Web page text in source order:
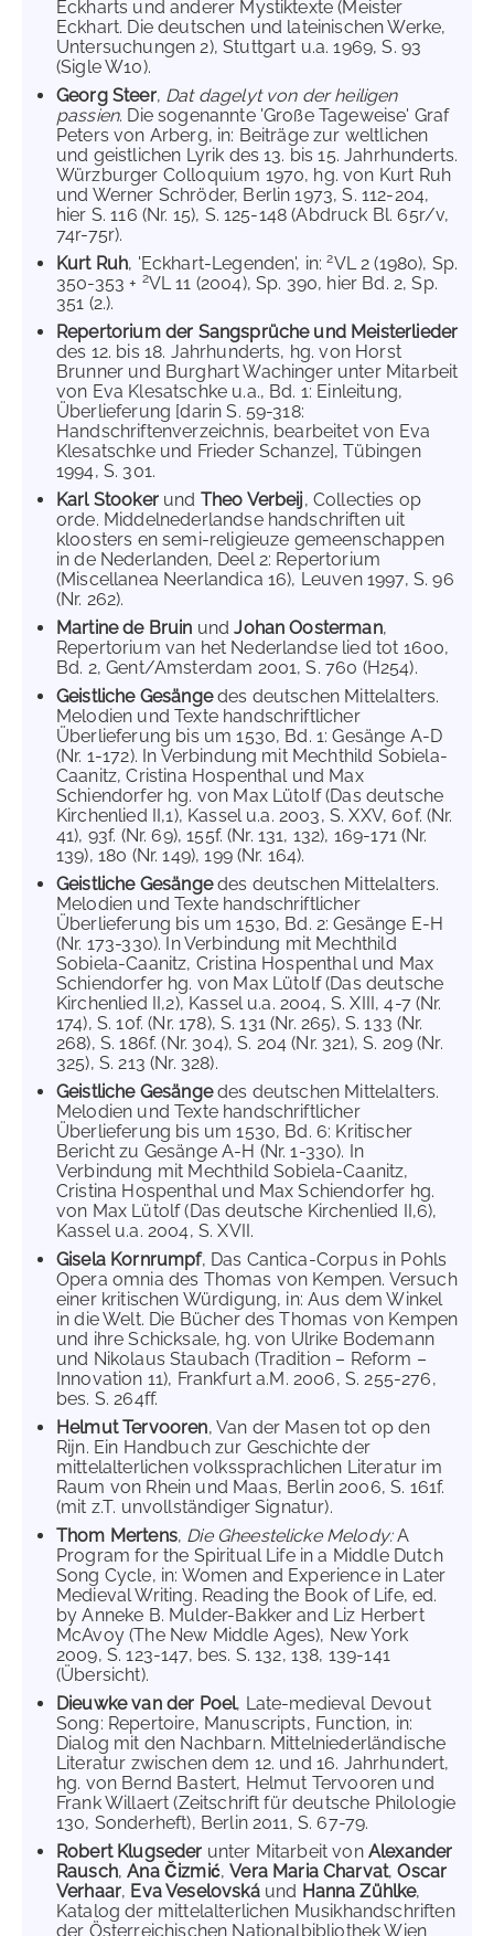
Eckharts und anderer Mystiktexte (Meister
Eckhart. Die deutschen und lateinischen Werke,
Untersuchungen 2), Stuttgart u.a. 1969, S. 93
(Sigle W10).
Georg Steer, Dat dagelyt von der heiligen
passien. Die sogenannte 'Große Tageweise' Graf
Peters von Arberg, in: Beiträge zur weltlichen
und geistlichen Lyrik des 13. bis 15. Jahrhunderts.
Würzburger Colloquium 1970, hg. von Kurt Ruh
und Werner Schröder, Berlin 1973, S. 112-204,
hier S. 116 (Nr. 15), S. 125-148 (Abdruck Bl. 65r/v,
74r-75r).
Kurt Ruh, 'Eckhart-Legenden', in:2VL 2 (1980), Sp.
350-353 + 2VL 11 (2004), Sp. 390, hier Bd. 2, Sp.
351 (2.).
Repertorium der Sangsprüche und Meisterlieder
des 12. bis 18. Jahrhunderts, hg. von Horst
Brunner und Burghart Wachinger unter Mitarbeit
von Eva Klesatschke u.a., Bd. 1: Einleitung,
Überlieferung [darin S. 59-318:
Handschriftenverzeichnis, bearbeitet von Eva
Klesatschke und Frieder Schanze], Tübingen
1994, S. 301.
Karl Stookerund Theo Verbeij, Collecties op
orde. Middelnederlandse handschriften uit
kloosters en semi-religieuze gemeenschappen
in de Nederlanden, Deel 2: Repertorium
(Miscellanea Neerlandica 16), Leuven 1997, S. 96
(Nr. 262).
Martine de Bruin undJohan Oosterman,
Repertorium van het Nederlandse lied tot 1600,
Bd. 2, Gent/Amsterdam 2001, S. 760 (H254).
Geistliche Gesängedes deutschen Mittelalters.
Melodien und Texte handschriftlicher
Überlieferung bis um 1530, Bd. 1: Gesänge A-D
(Nr. 1-172). In Verbindung mit Mechthild Sobiela-
Caanitz, Cristina Hospenthal und Max
Schiendorfer hg. von Max Lütolf (Das deutsche
Kirchenlied II,1), Kassel u.a. 2003, S. XXV, 60f. (Nr.
41), 93f. (Nr. 69), 155f. (Nr. 131, 132), 169-171 (Nr.
139), 180 (Nr. 149), 199 (Nr. 164).
Geistliche Gesängedes deutschen Mittelalters.
Melodien und Texte handschriftlicher
Überlieferung bis um 1530, Bd. 2: Gesänge E-H
(Nr. 173-330). In Verbindung mit Mechthild
Sobiela-Caanitz, Cristina Hospenthal und Max
Schiendorfer hg. von Max Lütolf (Das deutsche
Kirchenlied II,2), Kassel u.a. 2004, S. XIII, 4-7 (Nr.
174), S. 10f. (Nr. 178), S. 131 (Nr. 265), S. 133 (Nr.
268), S. 186f. (Nr. 304), S. 204 (Nr. 321), S. 209 (Nr.
325), S. 213 (Nr. 328).
Geistliche Gesängedes deutschen Mittelalters.
Melodien und Texte handschriftlicher
Überlieferung bis um 1530, Bd. 6: Kritischer
Bericht zu Gesänge A-H (Nr. 1-330). In
Verbindung mit Mechthild Sobiela-Caanitz,
Cristina Hospenthal und Max Schiendorfer hg.
von Max Lütolf (Das deutsche Kirchenlied II,6),
Kassel u.a. 2004, S. XVII.
Gisela Kornrumpf, Das Cantica-Corpus in Pohls
Opera omnia des Thomas von Kempen. Versuch
einer kritischen Würdigung, in: Aus dem Winkel
in die Welt. Die Bücher des Thomas von Kempen
und ihre Schicksale, hg. von Ulrike Bodemann
und Nikolaus Staubach (Tradition – Reform –
Innovation 11), Frankfurt a.M. 2006, S. 255-276,
bes. S. 264ff.
Helmut Tervooren, Van der Masen tot op den
Rijn. Ein Handbuch zur Geschichte der
mittelalterlichen volkssprachlichen Literatur im
Raum von Rhein und Maas, Berlin 2006, S. 161f.
(mit z.T. unvollständiger Signatur).
Thom Mertens, Die Gheestelicke Melody:A
Program for the Spiritual Life in a Middle Dutch
Song Cycle, in: Women and Experience in Later
Medieval Writing. Reading the Book of Life, ed.
by Anneke B. Mulder-Bakker and Liz Herbert
McAvoy (The New Middle Ages), New York
2009, S. 123-147, bes. S. 132, 138, 139-141
(Übersicht).
Dieuwke van der Poel, Late-medieval Devout
Song: Repertoire, Manuscripts, Function, in:
Dialog mit den Nachbarn. Mittelniederländische
Literatur zwischen dem 12. und 16. Jahrhundert,
hg. von Bernd Bastert, Helmut Tervooren und
Frank Willaert (Zeitschrift für deutsche Philologie
130, Sonderheft), Berlin 2011, S. 67-79.
Robert Klugseder unter Mitarbeit von Alexander
Rausch,Ana Čizmić,Vera Maria Charvat,Oscar
Verhaar, Eva Veselovskáund Hanna Zühlke,
Katalog der mittelalterlichen Musikhandschriften
der Österreichischen Nationalbibliothek Wien